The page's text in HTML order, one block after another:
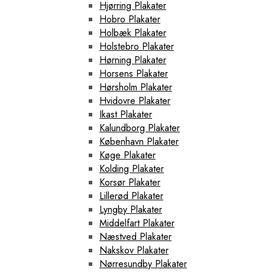
Hjørring Plakater
Hobro Plakater
Holbæk Plakater
Holstebro Plakater
Hørning Plakater
Horsens Plakater
Hørsholm Plakater
Hvidovre Plakater
Ikast Plakater
Kalundborg Plakater
København Plakater
Køge Plakater
Kolding Plakater
Korsør Plakater
Lillerød Plakater
Lyngby Plakater
Middelfart Plakater
Næstved Plakater
Nakskov Plakater
Nørresundby Plakater